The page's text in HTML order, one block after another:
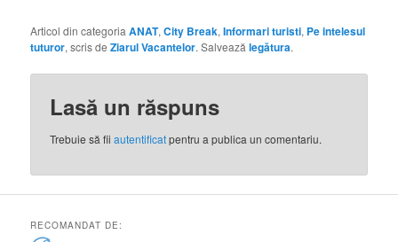
Articol din categoriaANAT,City Break,Informari turisti, Pe intelesul
tuturor, scris deZiarul Vacantelor. Salveazălegătura.
Lasă un răspuns
Trebuie să fiiautentificatpentru a publica un comentariu.
RECOMANDAT DE: